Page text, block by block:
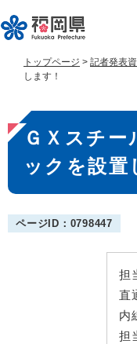
ー
ジ
す
。
ニ
ュ
し
て
へ
トップページ > 記者発表
します！
本
文
ＧＸスチ
ックを設置
ページID：0798447
担
直
内
担